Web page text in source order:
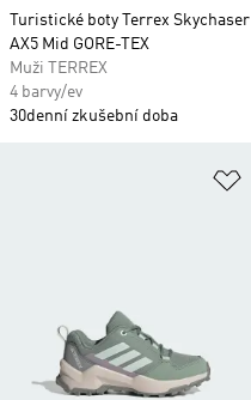
Turistické boty Terrex Skychaser
AX5 Mid GORE-TEX
Muži TERREX
4 barvy/ev
30denní zkušební doba